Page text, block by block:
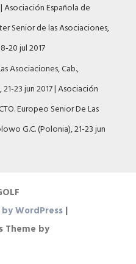
Asociación Española de
Senior de las Asociaciones,
20 jul 2017
Asociaciones, Cab.,
23 jun 2017 | Asociación
Europeo Senior De Las
G.C. (Polonia), 21-23 jun
WordPress |
Theme by